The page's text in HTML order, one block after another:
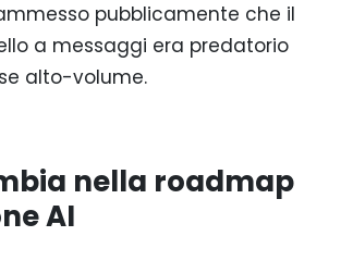
pubblicamente che il
a messaggi era predatorio
alto-volume.
nella roadmap
AI